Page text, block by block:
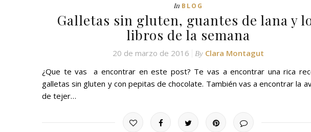
In BLOG
Galletas sin gluten, guantes de lana y
libros de la semana
20 de marzo de 2016 By Clara Montagut
¿Que te vas a encontrar en este post? Te vas a encontrar una rica
galletas sin gluten y con pepitas de chocolate. También vas a encontrar la
de tejer…